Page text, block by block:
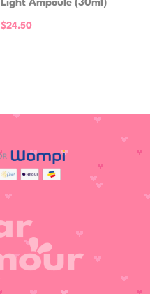
Light Ampoule (30ml)
$24.50